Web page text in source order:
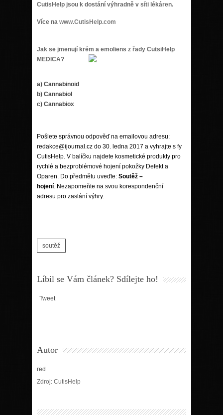
CutisHelp jsou k dostání výhradně v síti lékáren.
Více na www.CutisHelp.com
Jak se jmenují krém a emoliens z řady CutsiHelp
MEDICA?
a) Cannabinoid
b) Cannabiol
c) Cannabiox
Pošlete správnou odpověď na emailovou adresu:
redakce@ijournal.cz do 30. ledna 2017 a vyhrajte s fy
CutisHelp. V balíčku najdete kosmetické produkty pro
rychlé a bezproblémové hojení pokožky Defekt a
Oparen. Do předmětu uveďte: Soutěž –
hojení. Nezapomeňte na svou korespondenční
adresu pro zaslání výhry.
soutěž
Líbil se Vám článek? Sdílejte ho!
Tweet
Autor
red
Zdroj: CutisHelp